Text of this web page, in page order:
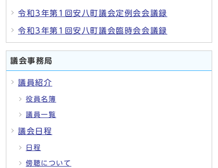
令和3年第1回安八町議会定例会会議録
令和3年第1回安八町議会臨時会会議録
議会事務局
議員紹介
役員名簿
議員一覧
議会日程
日程
傍聴について